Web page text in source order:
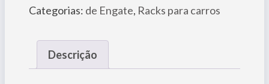
Categorias: de Engate, Racks para carros
Descrição